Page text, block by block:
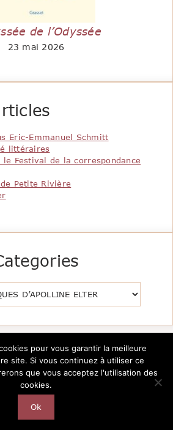
de l’Odyssée
23 mai 2026
Eric-Emmanuel Schmitt
littéraires
le Festival de la correspondance
Petite Rivière
Le Pavillon de la Littérature -
AutarTICa
pour vous garantir la meilleure
site. Si vous continuez à utiliser ce
que vous acceptez l'utilisation des
cookies.
Ok